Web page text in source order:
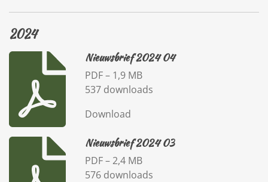
2024
Nieuwsbrief 2024 04
PDF – 1,9 MB
537 downloads
Download
Nieuwsbrief 2024 03
PDF – 2,4 MB
576 downloads